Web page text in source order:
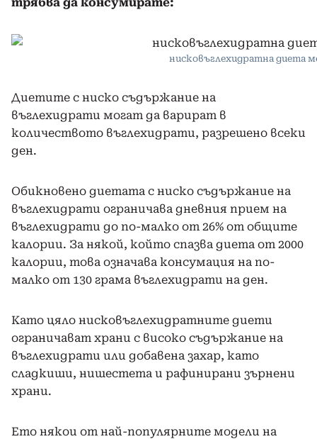
нисковъглехидратна диета
Диетите с ниско съдържание на
въглехидрати могат да варират в
количеството въглехидрати, разрешено всеки
ден.
Обикновено диетата с ниско съдържание на
въглехидрати ограничава дневния прием на
въглехидрати до по-малко от 26% от общите
калории. За някой, който спазва диета от 2000
калории, това означава консумация на по-
малко от 130 грама въглехидрати на ден.
Като цяло нисковъглехидратните диети
ограничават храни с високо съдържание на
въглехидрати или добавена захар, като
сладкиши, нишестета и рафинирани зърнени
храни.
Ето някои от най-популярните модели на